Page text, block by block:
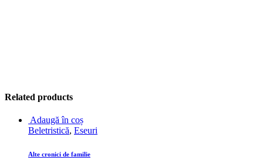
Related products
Adaugă în coș
Beletristică, Eseuri
Alte cronici de familie